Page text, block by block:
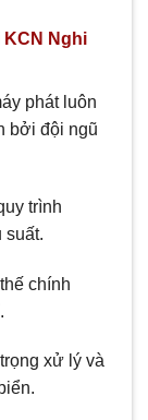
Nghi
phát luôn
bởi đội ngũ
trình
suất.
chính
xử lý và